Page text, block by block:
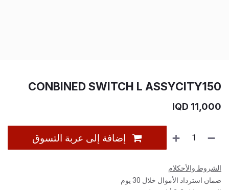
CONBINED SWITCH L ASSYCITY150
11,000
إضافة إلى عربة التسوق
الشروط والأحكلام
ضمان استرداد الأموال خلال 30 يوم